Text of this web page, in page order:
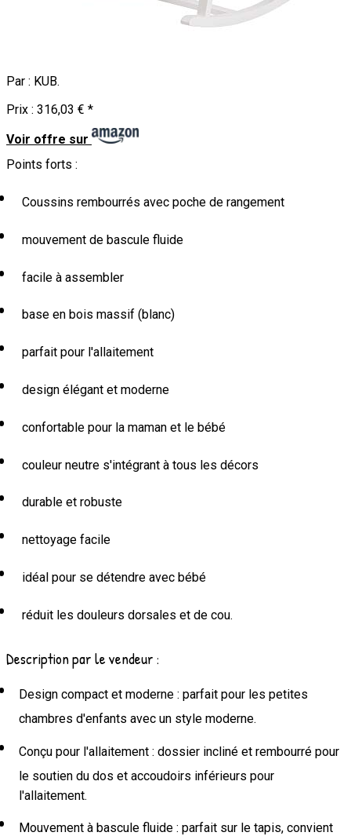
Par : KUB.
Prix : 316,03 € *
Voir offre sur
Points forts :
Coussins rembourrés avec poche de rangement
mouvement de bascule fluide
facile à assembler
base en bois massif (blanc)
parfait pour l'allaitement
design élégant et moderne
confortable pour la maman et le bébé
couleur neutre s'intégrant à tous les décors
durable et robuste
nettoyage facile
idéal pour se détendre avec bébé
réduit les douleurs dorsales et de cou.
Description par le vendeur :
Design compact et moderne : parfait pour les petites
chambres d'enfants avec un style moderne.
Conçu pour l'allaitement : dossier incliné et rembourré pour
le soutien du dos et accoudoirs inférieurs pour
l'allaitement.
Mouvement à bascule fluide : parfait sur le tapis, convient